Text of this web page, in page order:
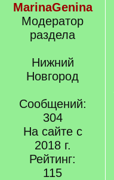
MarinaGenina
Модератор
раздела
Нижний
Новгород
Сообщений:
304
На сайте с
2018 г.
Рейтинг:
115